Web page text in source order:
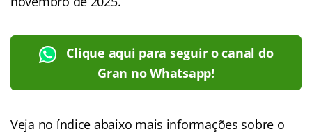
Clique aqui para seguir o canal do
Gran no Whatsapp!
Veja no índice abaixo mais informações sobre o